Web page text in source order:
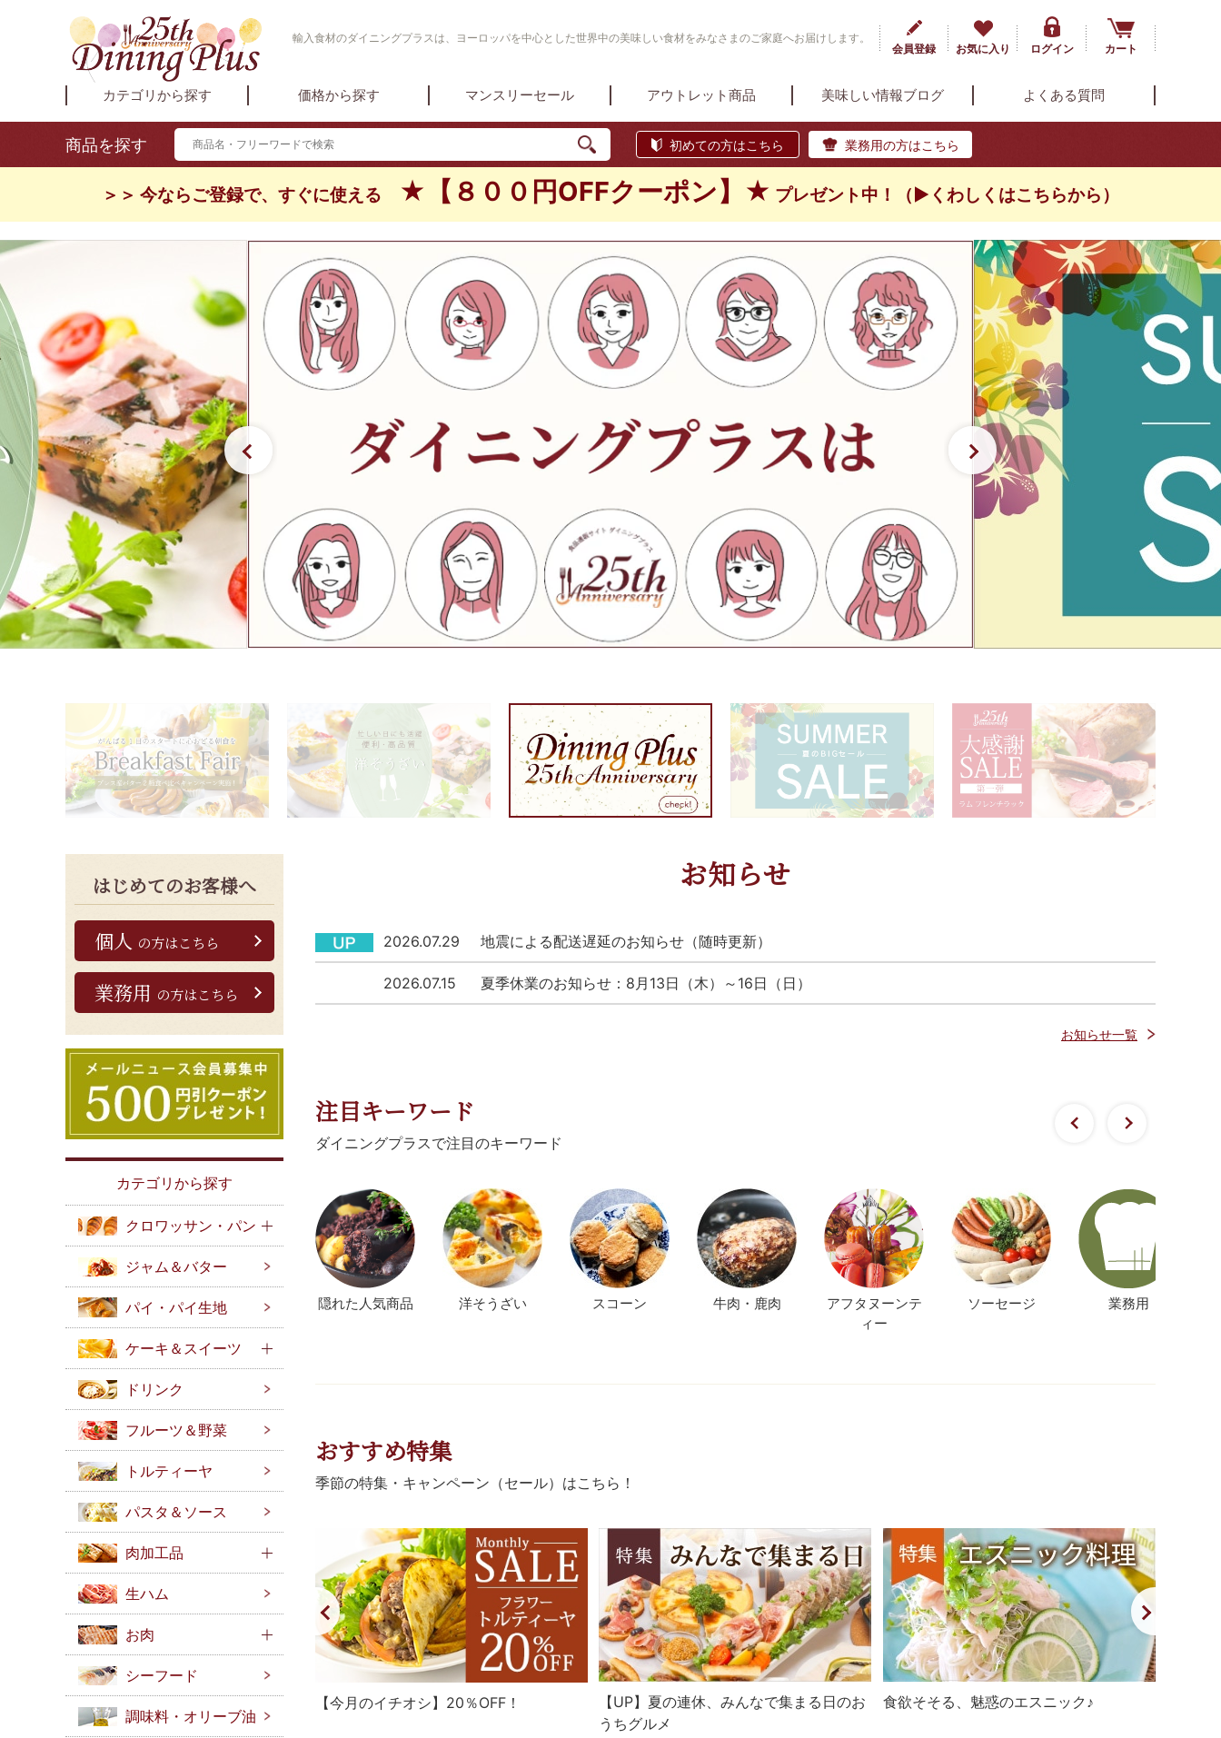
輸入食材のダイニングプラスは、ヨーロッパを中心とした世界中の美味しい食材をみなさまのご家庭へお届けします。
会員登録
お気に入り ログイン カート
カテゴリから探す 価格から探す マンスリーセール アウトレット商品 美味しい情報ブログ よくある質問
商品を探す 初めての方はこちら 業務用の方はこちら
＞＞ 今ならご登録で、すぐに使える ★【８００円OFFクーポン】★ プレゼント中！（▶くわしくはこちらから）
はじめてのお客様へ
個人 の方はこちら
業務用 の方はこちら
カテゴリから探す
クロワッサン・パン
ジャム＆バター
パイ・パイ生地
ケーキ＆スイーツ
ドリンク
フルーツ＆野菜
トルティーヤ
パスタ＆ソース
肉加工品
生ハム
お肉
シーフード
調味料・オリーブ油
お知らせ
2026.07.29 地震による配送遅延のお知らせ（随時更新）
2026.07.15 夏季休業のお知らせ：8月13日（木）～16日（日）
お知らせ一覧
注目キーワード
ダイニングプラスで注目のキーワード
隠れた人気商品 洋そうざい スコーン 牛肉・鹿肉
アフタヌーンテ
ィー
ソーセージ 業務用
おすすめ特集
季節の特集・キャンペーン（セール）はこちら！
【今月のイチオシ】20％OFF！
【UP】夏の連休、みんなで集まる日のお
うちグルメ
食欲そそる、魅惑のエスニック♪